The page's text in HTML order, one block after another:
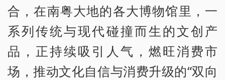
合，在南粤大地的各大博物馆里，一
系列传统与现代碰撞而生的文创产
品，正持续吸引人气，燃旺消费市
场，推动文化自信与消费升级的“双向